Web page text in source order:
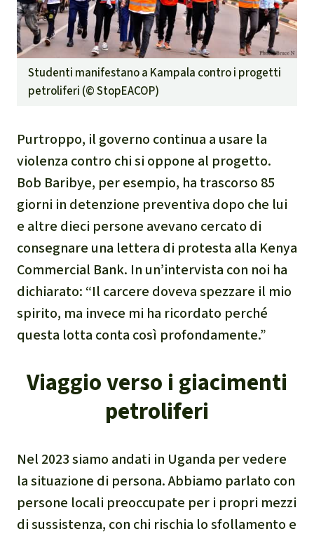
Studenti manifestano a Kampala contro i progetti
petroliferi (©StopEACOP)
Purtroppo, il governo continua a usare la
violenza contro chi si oppone al progetto.
Bob Baribye, per esempio, ha trascorso 85
giorni in detenzione preventiva dopo che lui
e altre dieci persone avevano cercato di
consegnare una lettera di protesta alla Kenya
Commercial Bank. In un’intervista con noi ha
dichiarato: “Il carcere doveva spezzare il mio
spirito, ma invece mi ha ricordato perché
questa lotta conta così profondamente.”
Viaggio verso i giacimenti
petroliferi
Nel 2023 siamo andati in Uganda per vedere
la situazione di persona. Abbiamo parlato con
persone locali preoccupate per i propri mezzi
di sussistenza, con chi rischia lo sfollamento e